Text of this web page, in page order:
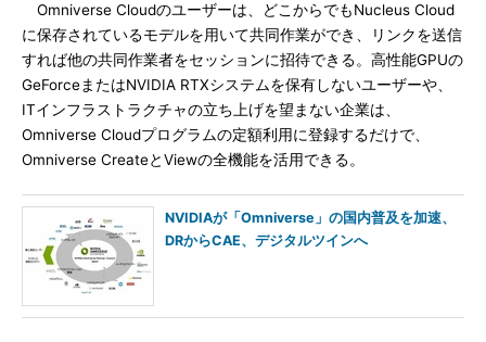
Omniverse Cloudのユーザーは、どこからでもNucleus Cloud
に保存されているモデルを用いて共同作業ができ、リンクを送信
すれば他の共同作業者をセッションに招待できる。高性能GPUの
GeForceまたはNVIDIA RTXシステムを保有しないユーザーや、
ITインフラストラクチャの立ち上げを望まない企業は、
Omniverse Cloudプログラムの定額利用に登録するだけで、
Omniverse CreateとViewの全機能を活用できる。
NVIDIAが「Omniverse」の国内普及を加速、
DRからCAE、デジタルツインへ